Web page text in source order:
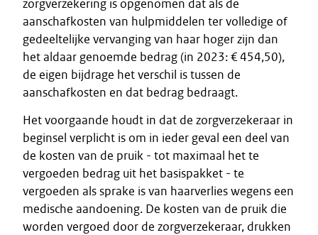
zorgverzekering is opgenomen dat als de
aanschafkosten van hulpmiddelen ter volledige of
gedeeltelijke vervanging van haar hoger zijn dan
het aldaar genoemde bedrag (in 2023: € 454,50),
de eigen bijdrage het verschil is tussen de
aanschafkosten en dat bedrag bedraagt.
Het voorgaande houdt in dat de zorgverzekeraar in
beginsel verplicht is om in ieder geval een deel van
de kosten van de pruik - tot maximaal het te
vergoeden bedrag uit het basispakket - te
vergoeden als sprake is van haarverlies wegens een
medische aandoening. De kosten van de pruik die
worden vergoed door de zorgverzekeraar, drukken